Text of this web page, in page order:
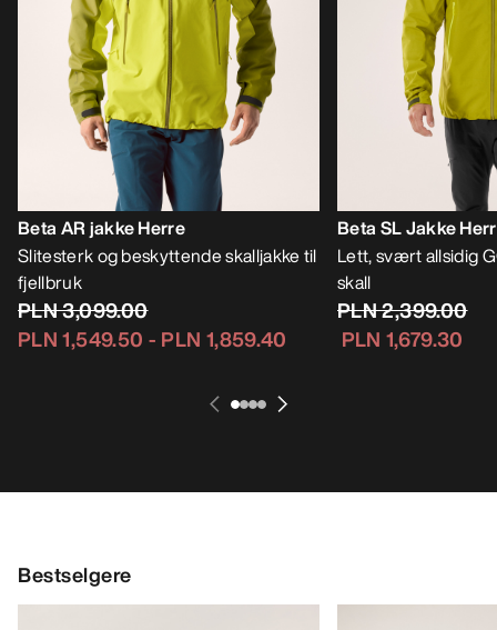
Beta AR jakke Herre
Slitesterk og beskyttende skalljakke til
fjellbruk
PLN 3,099.00
PLN 1,549.50 - PLN 1,859.40
Beta SL Jakke
Lett, svært allsidig
skall
PLN 2,399.00
PLN 1,679.30
Bestselgere